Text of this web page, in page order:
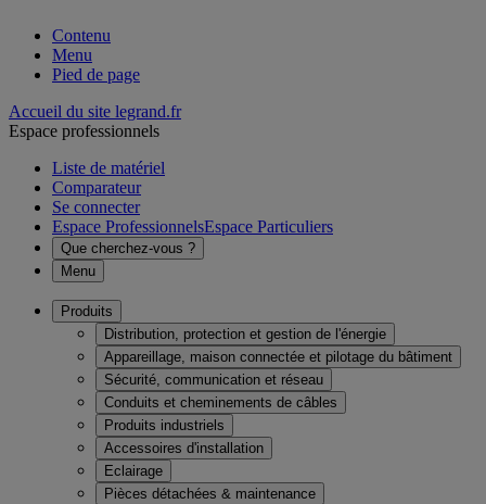
Contenu
Menu
Pied de page
Accueil du site legrand.fr
Espace professionnels
Liste de matériel
Comparateur
Se connecter
Espace ProfessionnelsEspace Particuliers
Que cherchez-vous ?
Menu
Produits
Distribution, protection et gestion de l'énergie
Appareillage, maison connectée et pilotage du bâtiment
Sécurité, communication et réseau
Conduits et cheminements de câbles
Produits industriels
Accessoires d'installation
Eclairage
Pièces détachées & maintenance